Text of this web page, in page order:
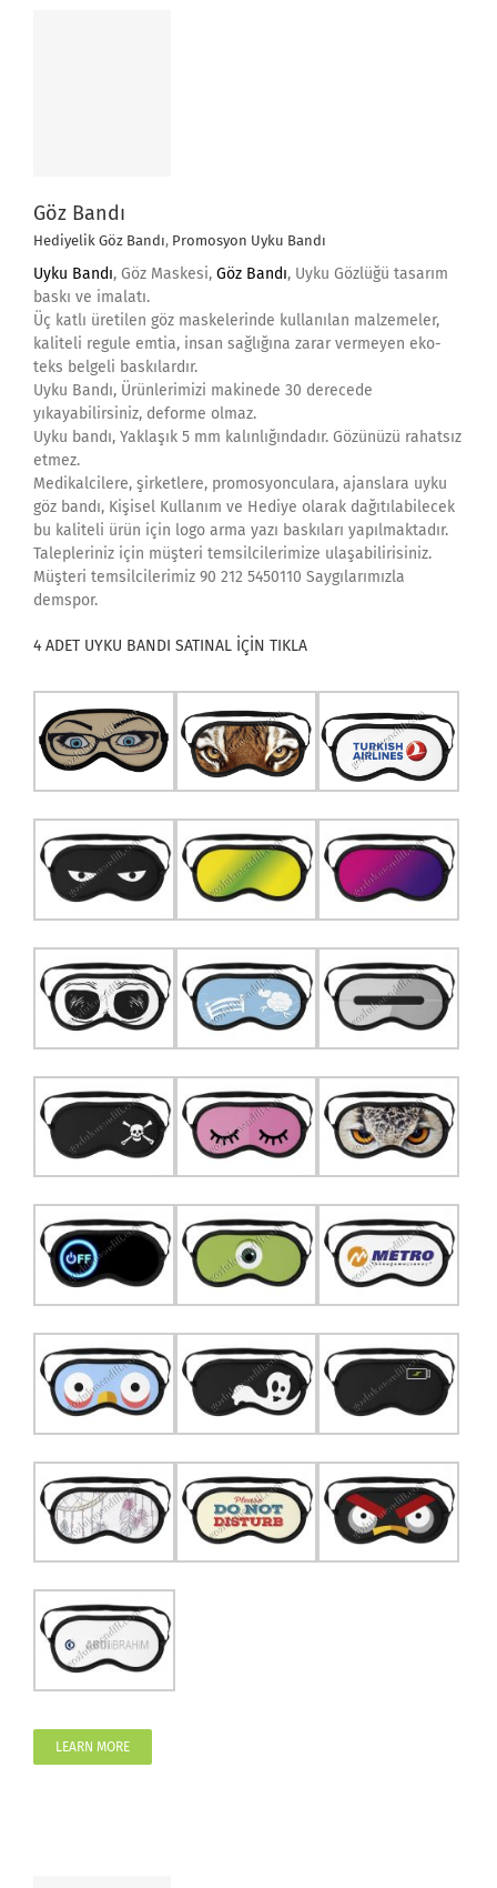
Göz Bandı
Hediyelik Göz Bandı, Promosyon Uyku Bandı
Uyku Bandı, Göz Maskesi, Göz Bandı, Uyku Gözlüğü tasarım
baskı ve imalatı.
Üç katlı üretilen göz maskelerinde kullanılan malzemeler,
kaliteli regule emtia, insan sağlığına zarar vermeyen eko-
teks belgeli baskılardır.
Uyku Bandı, Ürünlerimizi makinede 30 derecede
yıkayabilirsiniz, deforme olmaz.
Uyku bandı, Yaklaşık 5 mm kalınlığındadır. Gözünüzü rahatsız
etmez.
Medikalcilere, şirketlere, promosyonculara, ajanslara uyku
göz bandı, Kişisel Kullanım ve Hediye olarak dağıtılabilecek
bu kaliteli ürün için logo arma yazı baskıları yapılmaktadır.
Talepleriniz için müşteri temsilcilerimize ulaşabilirisiniz.
Müşteri temsilcilerimiz 90 212 5450110 Saygılarımızla
demspor.
4 ADET UYKU BANDI SATINAL İÇİN TIKLA
LEARN MORE